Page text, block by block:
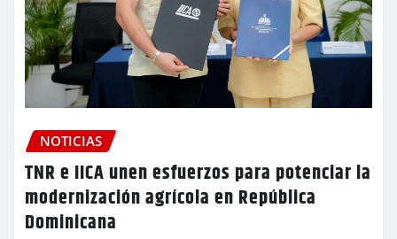
NOTICIAS
TNR e IICA unen esfuerzos para potenciar la
modernización agrícola en República
Dominicana